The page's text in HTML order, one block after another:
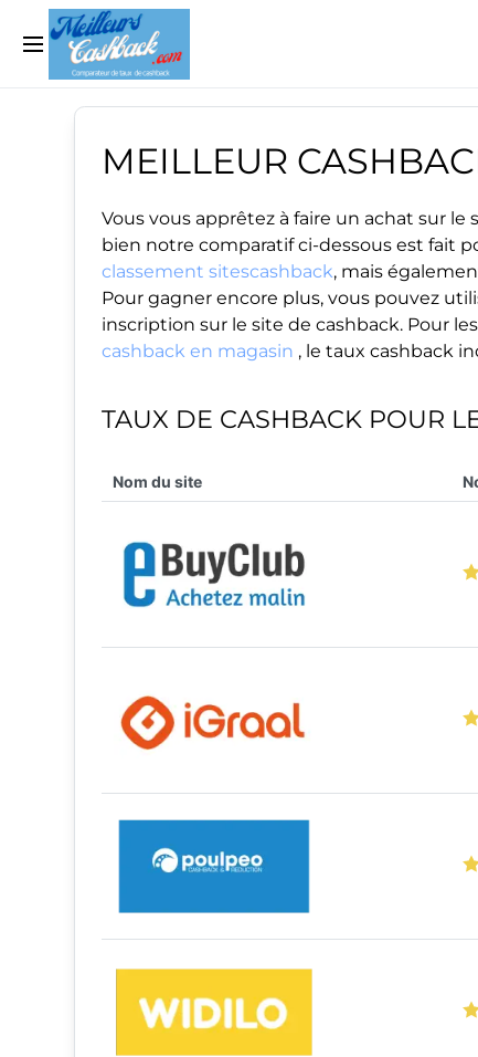
MEILLEUR
Vous vous apprêtez à faire un achat sur le
bien notre comparatif ci-dessous est fait
classement sitescashback, mais
Pour gagner encore plus, vous pouvez
inscription sur le site de cashback. Pour
cashback en magasin , le taux cashback
TAUX DE CASHBACK POUR
Nom du site